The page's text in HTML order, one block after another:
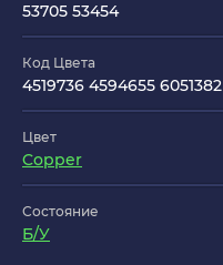
53705 53454
Код Цвета
4519736 4594655 6051382
Цвет
Copper
Состояние
Б/У